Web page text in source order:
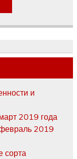
и
2019 года
2019
сорта